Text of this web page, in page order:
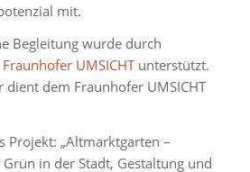
mit.
Begleitung wurde durch
Fraunhofer UMSICHTunterstützt.
dem Fraunhofer UMSICHT
Projekt: „Altmarktgarten –
in der Stadt, Gestaltung und